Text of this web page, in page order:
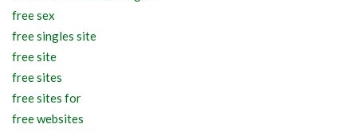
free sex
free singles site
free site
free sites
free sites for
free websites